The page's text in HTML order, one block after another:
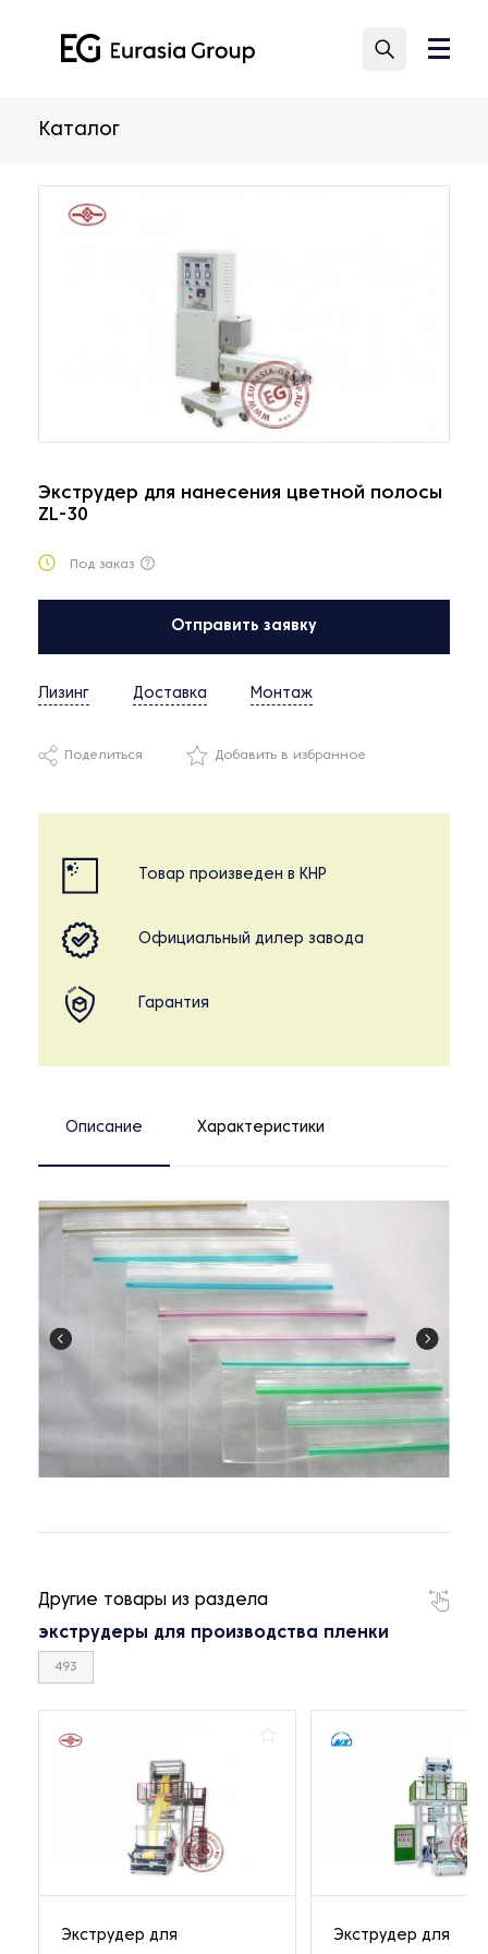
Каталог
Экструдер для нанесения цветной полосы
ZL-30
Под заказ
Отправить заявку
Лизинг Доставка Монтаж
Поделиться Добавить в избранное
Товар произведен в КНР
Официальный дилер завода
Гарантия
Описание Характеристики
Другие товары из раздела
экструдеры для производства пленки
493
Экструдер для
Экструдер для